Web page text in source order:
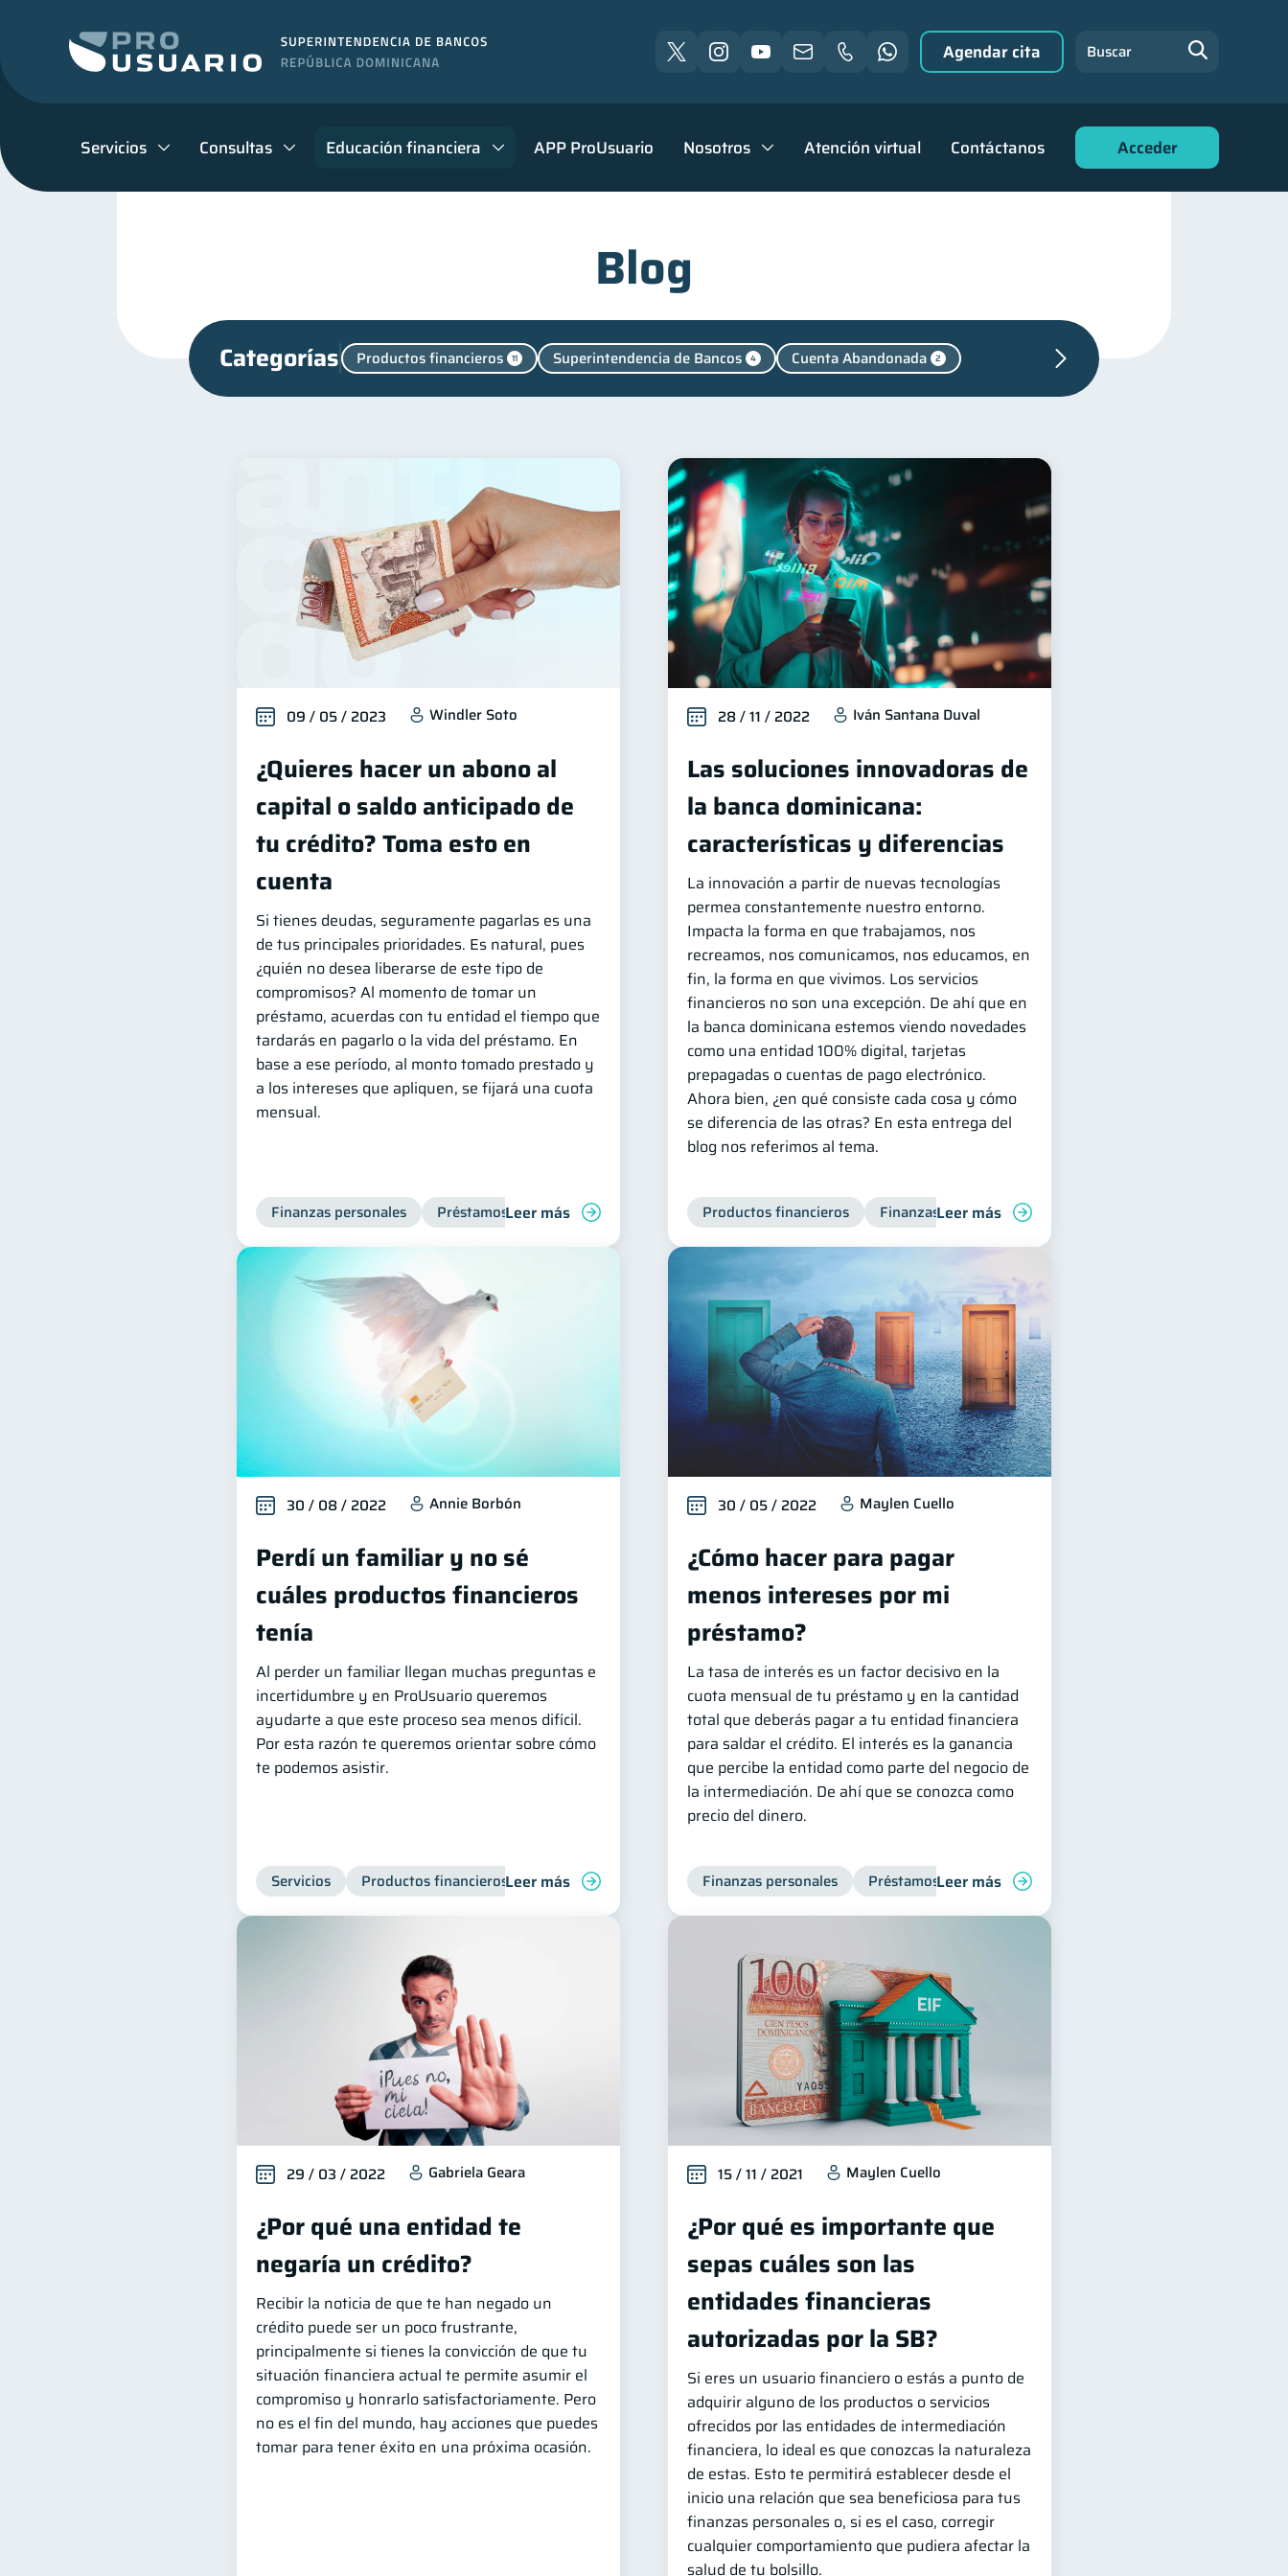
Servicios Consultas Educación financiera APP ProUsuario Nosotros Atención virtual Contáctanos Acceder
Agendar cita Buscar
Blog
Categorías Productos financieros 11 Superintendencia de Bancos 4 Cuenta Abandonada 2
Deudas 8 Préstamos 8 Ahorro 8
Historial crediticio 6 Ciberseguridad Servicios 4 Derechos & Deberes
2 Criptomonedas 2 Inversiones Cuenta Inactiva Finanzas Personales
Finanzas en Pareja 1 Educación Financiera 1 Fraudes Mipymes 1 Información financiera
inversiones 1 ahorro 1 Retiro 1 Gasto responsable 1 información financiera
09 / 05 / 2023 Windler Soto
¿Quieres hacer un abono al
capital o saldo anticipado de
tu crédito? Toma esto en
cuenta
Si tienes deudas, seguramente pagarlas es una
de tus principales prioridades. Es natural, pues
¿quién no desea liberarse de este tipo de
compromisos? Al momento de tomar un
préstamo, acuerdas con tu entidad el tiempo que
tardarás en pagarlo o la vida del préstamo. En
base a ese período, al monto tomado prestado y
a los intereses que apliquen, se fijará una cuota
mensual.
Finanzas personales Préstamos Productos financieros Finanzas para jóvenes Manejo de deudas
Leer más
28 / 11 / 2022 Iván Santana Duval
Las soluciones innovadoras de
la banca dominicana:
características y diferencias
La innovación a partir de nuevas tecnologías
permea constantemente nuestro entorno.
Impacta la forma en que trabajamos, nos
recreamos, nos comunicamos, nos educamos, en
fin, la forma en que vivimos. Los servicios
financieros no son una excepción. De ahí que en
la banca dominicana estemos viendo novedades
como una entidad 100% digital, tarjetas
prepagadas o cuentas de pago electrónico.
Ahora bien, ¿en qué consiste cada cosa y cómo
se diferencia de las otras? En esta entrega del
blog nos referimos al tema.
Productos financieros Finanzas personales
Leer más
30 / 08 / 2022 Annie Borbón
Perdí un familiar y no sé
cuáles productos financieros
tenía
Al perder un familiar llegan muchas preguntas e
incertidumbre y en ProUsuario queremos
ayudarte a que este proceso sea menos difícil.
Por esta razón te queremos orientar sobre cómo
te podemos asistir.
Servicios Productos financieros Inclusión financiera Finanzas para jóvenes Manejo de deudas Finanzas familiares
Leer más
30 / 05 / 2022 Maylen Cuello
¿Cómo hacer para pagar
menos intereses por mi
préstamo?
La tasa de interés es un factor decisivo en la
cuota mensual de tu préstamo y en la cantidad
total que deberás pagar a tu entidad financiera
para saldar el crédito. El interés es la ganancia
que percibe la entidad como parte del negocio de
la intermediación. De ahí que se conozca como
precio del dinero.
Finanzas personales Préstamos Productos financieros
Leer más
29 / 03 / 2022 Gabriela Geara
¿Por qué una entidad te
negaría un crédito?
Recibir la noticia de que te han negado un
crédito puede ser un poco frustrante,
principalmente si tienes la convicción de que tu
situación financiera actual te permite asumir el
compromiso y honrarlo satisfactoriamente. Pero
no es el fin del mundo, hay acciones que puedes
tomar para tener éxito en una próxima ocasión.
15 / 11 / 2021 Maylen Cuello
¿Por qué es importante que
sepas cuáles son las
entidades financieras
autorizadas por la SB?
Si eres un usuario financiero o estás a punto de
adquirir alguno de los productos o servicios
ofrecidos por las entidades de intermediación
financiera, lo ideal es que conozcas la naturaleza
de estas. Esto te permitirá establecer desde el
inicio una relación que sea beneficiosa para tus
finanzas personales o, si es el caso, corregir
cualquier comportamiento que pudiera afectar la
salud de tu bolsillo.